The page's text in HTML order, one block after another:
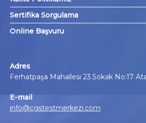
Sertifika Sorgulama
Online Başvuru
Adres
Ferhatpaşa Mahallesi 23.Sokak No:17
E-mail
info@cgstestmerkezi.com